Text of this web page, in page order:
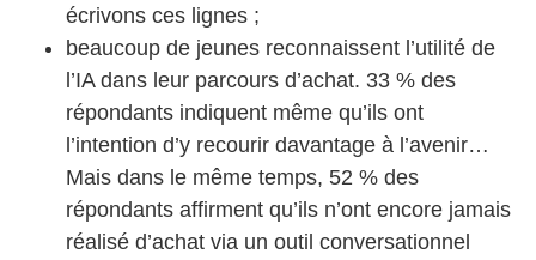
écrivons ces lignes ;
beaucoup de jeunes reconnaissent l’utilité de
l’IA dans leur parcours d’achat. 33 % des
répondants indiquent même qu’ils ont
l’intention d’y recourir davantage à l’avenir…
Mais dans le même temps, 52 % des
répondants affirment qu’ils n’ont encore jamais
réalisé d’achat via un outil conversationnel